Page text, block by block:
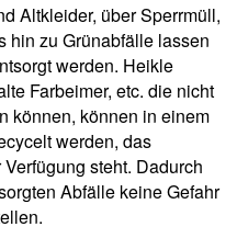
Altkleider, über Sperrmüll,
hin zu Grünabfälle lassen
werden. Heikle
Farbeimer, etc. die nicht
können, können in einem
werden, das
steht. Dadurch
Abfälle keine Gefahr